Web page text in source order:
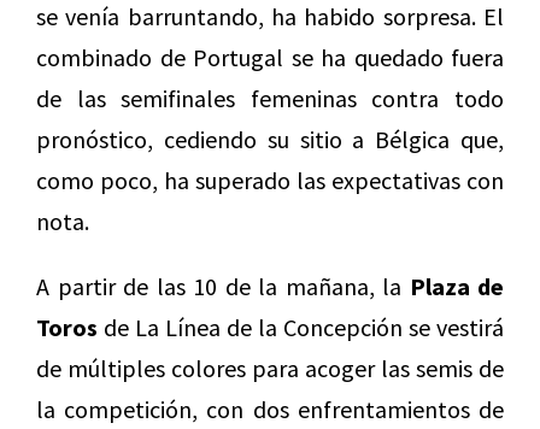
se venía barruntando, ha habido sorpresa. El
combinado de Portugal se ha quedado fuera
de las semifinales femeninas contra todo
pronóstico, cediendo su sitio a Bélgica que,
como poco, ha superado las expectativas con
nota.
A partir de las 10 de la mañana, la Plaza de
Toros de La Línea de la Concepción se vestirá
de múltiples colores para acoger las semis de
la competición, con dos enfrentamientos de